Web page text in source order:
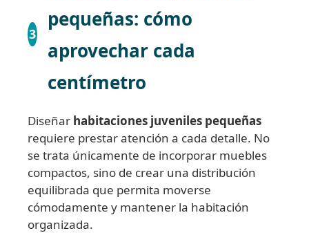
3
pequeñas: cómo
aprovechar cada
centímetro
Diseñar habitaciones juveniles pequeñas
requiere prestar atención a cada detalle. No
se trata únicamente de incorporar muebles
compactos, sino de crear una distribución
equilibrada que permita moverse
cómodamente y mantener la habitación
organizada.